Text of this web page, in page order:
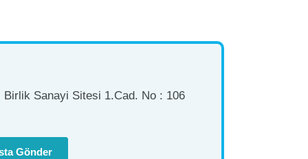
Sanayi Sitesi 1.Cad. No : 106
Gönder